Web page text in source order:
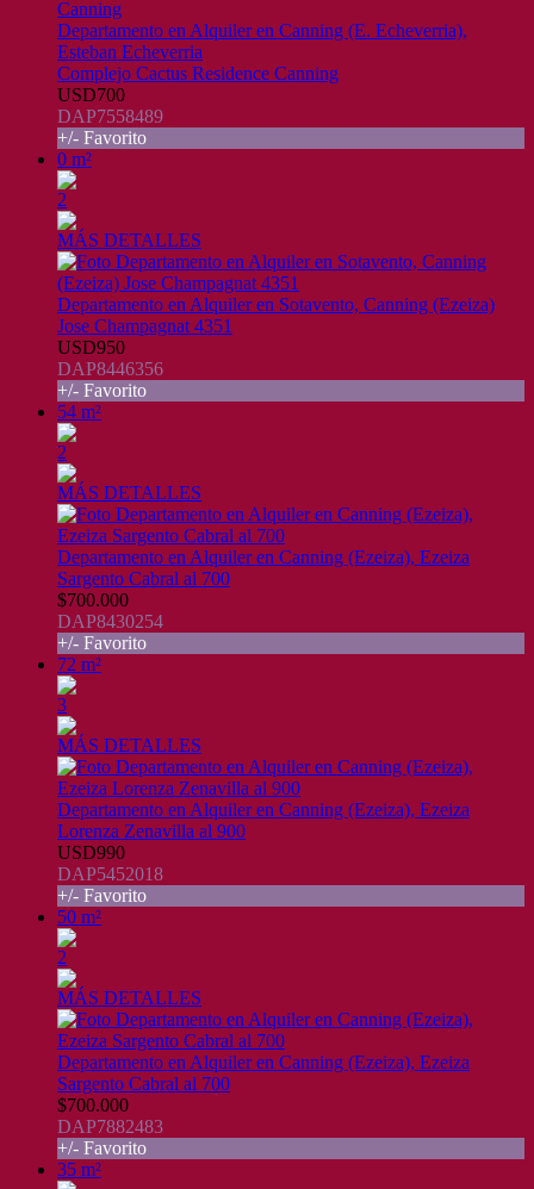
Departamento en Alquiler en Canning (E. Echeverria),
Esteban Echeverria
Complejo Cactus Residence Canning
USD700
DAP7558489
+/- Favorito
0 m²
2
MÁS DETALLES
Departamento en Alquiler en Sotavento, Canning (Ezeiza)
Jose Champagnat 4351
USD950
DAP8446356
+/- Favorito
54 m²
2
MÁS DETALLES
Departamento en Alquiler en Canning (Ezeiza), Ezeiza
Sargento Cabral al 700
$700.000
DAP8430254
+/- Favorito
72 m²
3
MÁS DETALLES
Departamento en Alquiler en Canning (Ezeiza), Ezeiza
Lorenza Zenavilla al 900
USD990
DAP5452018
+/- Favorito
50 m²
2
MÁS DETALLES
Departamento en Alquiler en Canning (Ezeiza), Ezeiza
Sargento Cabral al 700
$700.000
DAP7882483
+/- Favorito
35 m²